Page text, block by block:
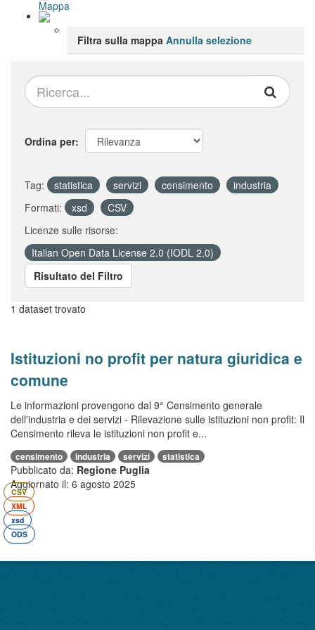
Mappa
Filtra sulla mappa Annulla selezione
Ordina per
Tag: statistica servizi censimento
industria
Formati:
xsd
CSV
Licenze sulle risorse:
Italian Open Data License 2.0 (IODL 2.0)
Risultato del Filtro
1 dataset trovato
Istituzioni no profit per natura giuridica e
comune
Le informazioni provengono dal 9° Censimento generale
dell'industria e dei servizi - Rilevazione sulle istituzioni non profit: Il
Censimento rileva le istituzioni non profit e...
censimento industria servizi statistica
Pubblicato da: Regione Puglia
Aggiornato il: 6 agosto 2025
CSV
XML
xsd
ODS